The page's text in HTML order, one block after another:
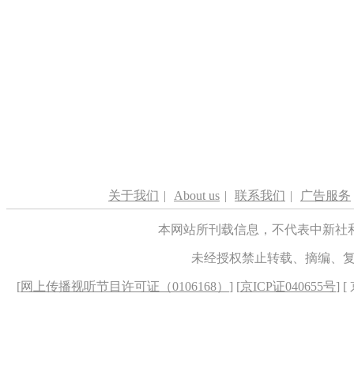
关于我们 | About us | 联系我们 | 广告服务
本网站所刊载信息，不代表中新
未经授权禁止转载、摘编、
[网上传播视听节目许可证（0106168） ] [京ICP证040655号] [